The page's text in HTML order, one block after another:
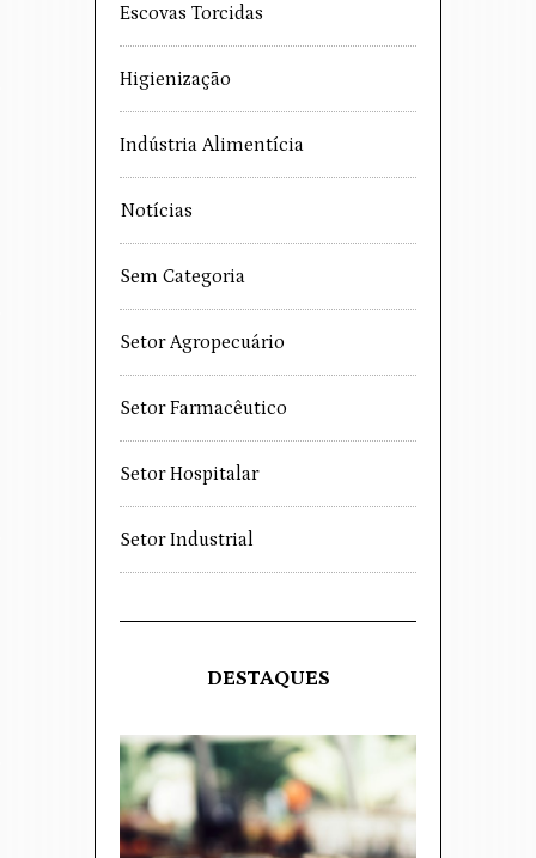
Escovas Torcidas
Higienização
Indústria Alimentícia
Notícias
Sem Categoria
Setor Agropecuário
Setor Farmacêutico
Setor Hospitalar
Setor Industrial
DESTAQUES